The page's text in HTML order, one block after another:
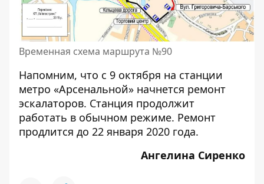
Временная схема маршрута №90
Напомним, что с 9 октября на станции
метро «Арсенальной» начнется ремонт
эскалаторов. Станция продолжит
работать в обычном режиме. Ремонт
продлится до 22 января 2020 года.
Ангелина Сиренко